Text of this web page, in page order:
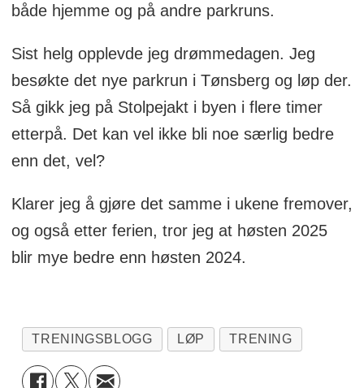
både hjemme og på andre parkruns.
Sist helg opplevde jeg drømmedagen. Jeg
besøkte det nye parkrun i Tønsberg og løp der.
Så gikk jeg på Stolpejakt i byen i flere timer
etterpå. Det kan vel ikke bli noe særlig bedre
enn det, vel?
Klarer jeg å gjøre det samme i ukene fremover,
og også etter ferien, tror jeg at høsten 2025
blir mye bedre enn høsten 2024.
TRENINGSBLOGG LØP TRENING